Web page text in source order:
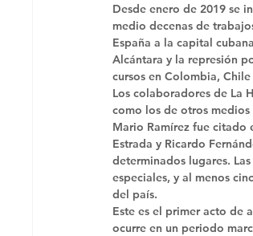
Desde enero de 2019 se
medio decenas de
España a la capital
Alcántara y la represión
cursos en Colombia,
Los colaboradores de La
como los de otros
Mario Ramírez fue citado
Estrada y Ricardo
determinados lugares.
especiales, y al menos
del país.
Este es el primer acto de
ocurre en un periodo